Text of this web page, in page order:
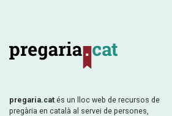
pregaria.cat és un lloc web de recursos de
pregària en català al servei de persones,